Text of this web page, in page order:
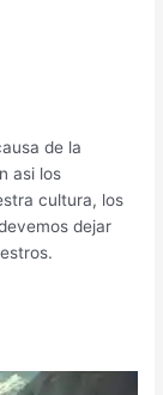
de la
asi los
cultura, los
dejar